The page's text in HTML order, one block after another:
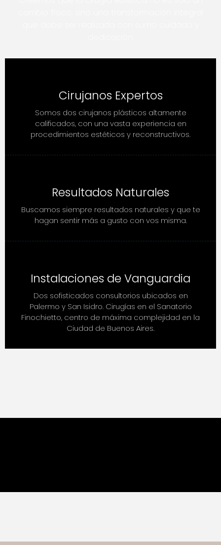
Cirujanos Expertos
Somos dos cirujanos plásticos altamente
calificados, con una vasta experiencia en
procedimientos estéticos y reconstructivos.
Resultados Naturales
Buscamos siempre resultados naturales y que te
hagan sentir más a gusto con vos misma.
Instalaciones de Vanguardia
Dos sofisticados consultorios ubicados en
Palermo y San Isidro. Cirugías en el Sanatorio
Finochietto, centro de máxima complejidad en la
Ciudad de Buenos Aires.